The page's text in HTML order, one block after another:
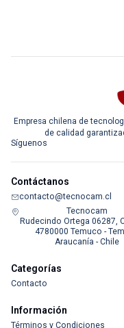
Empresa chilena de
de calidad
Síguenos
Contáctanos
contacto@tecnocam.cl
Tecnocam
Rudecindo Ortega 06287,
4780000 Temuco -
Araucanía - Chile
Categorías
Contacto
Información
Términos y Condiciones